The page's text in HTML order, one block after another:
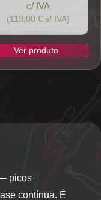
c/ IVA
(113,00 € s/ IVA)
Ver produto
picos
contínua. É